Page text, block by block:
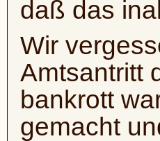
daß das
Wir
Amtsantritt
bankrott
gemacht